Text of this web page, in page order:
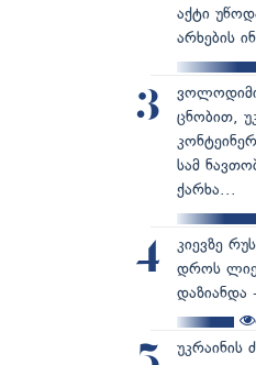
აქტი
არხების
3
ცნობით,
სამ
ქარხა...
4
კიევზე
დროს
დაზიანდა
უკრაინის